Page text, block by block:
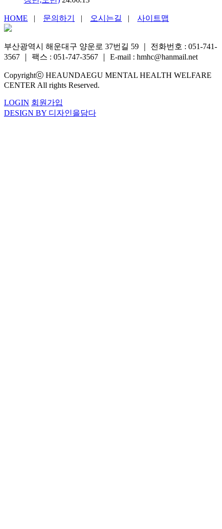
HOME | 문의하기 | 오시는길 | 사이트맵
부산광역시 해운대구 양운로 37번길 59
전화번호 : 051-741-
3567
팩스 : 051-747-3567 E-mail : hmhc@hanmail.net
Copyrightⓒ HEAUNDAEGU MENTAL HEALTH WELFARE
CENTER All rights Reserved.
LOGIN 회원가입
DESIGN BY 디자인을담다